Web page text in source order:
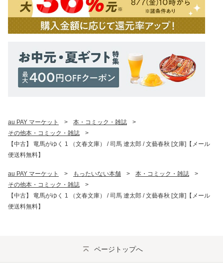
au PAY マーケット > 本・コミック・雑誌
>
その他本・コミック・雑誌
>
【中古】 竜馬がゆく 1 （文春文庫） / 司馬 遼太郎 / 文藝春秋 [文庫]【メール
便送料無料】
au PAY マーケット > もったいない本舗 > 本・コミック・雑誌
>
その他本・コミック・雑誌
>
【中古】 竜馬がゆく 1 （文春文庫） / 司馬 遼太郎 / 文藝春秋 [文庫]【メール
便送料無料】
ページトップへ